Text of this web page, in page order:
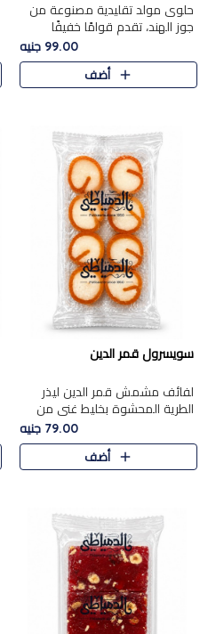
حلوى مولد تقليدية مصنوعة من
جوز الهند، تقدم قوامًا خفيفًا
ونكهة شرقية أصيلة تجسد روح
الـموسم الأعياد.
99.00 جنيه
أضف
سويسرول قمر الدين
لفائف مشمش قمر الدين ليذر
الطرية المحشوة بخليط غني من
جوز الهند الأبيض والمكسرات
الفاخرة، يقدم المذاق الحلو
الطبيعي لقمر الدين و تجمع بين
79.00 جنيه
أضف